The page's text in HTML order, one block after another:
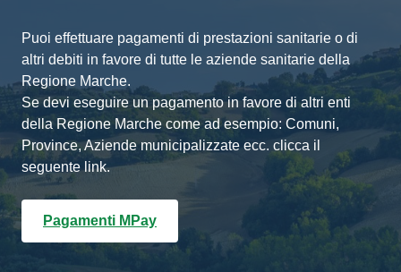
Puoi effettuare pagamenti di prestazioni sanitarie o di
altri debiti in favore di tutte le aziende sanitarie della
Regione Marche.
Se devi eseguire un pagamento in favore di altri enti
della Regione Marche come ad esempio: Comuni,
Province, Aziende municipalizzate ecc. clicca il
seguente link.
Pagamenti MPay